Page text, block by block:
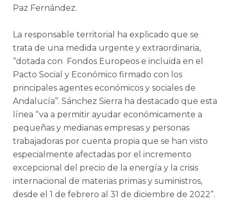
Paz Fernández.
La responsable territorial ha explicado que se
trata de una medida urgente y extraordinaria,
“dotada con Fondos Europeos e incluida en el
Pacto Social y Económico firmado con los
principales agentes económicos y sociales de
Andalucía”. Sánchez Sierra ha destacado que esta
línea “va a permitir ayudar económicamente a
pequeñas y medianas empresas y personas
trabajadoras por cuenta propia que se han visto
especialmente afectadas por el incremento
excepcional del precio de la energía y la crisis
internacional de materias primas y suministros,
desde el 1 de febrero al 31 de diciembre de 2022”.